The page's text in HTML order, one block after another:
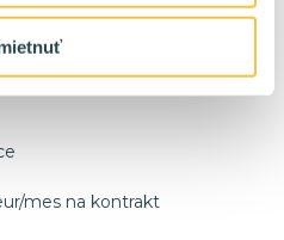
mes na kontrakt